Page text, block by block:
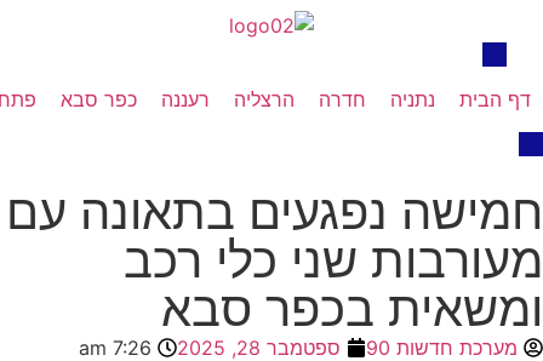
דף הבית נתניה חדרה הרצליה רעננה כפר סבא
חמישה נפגעים בתאונה עם
מעורבות שני כלי רכב
ומשאית בכפר סבא
מערכת חדשות 90 ספטמבר 28, 2025 7:26 am